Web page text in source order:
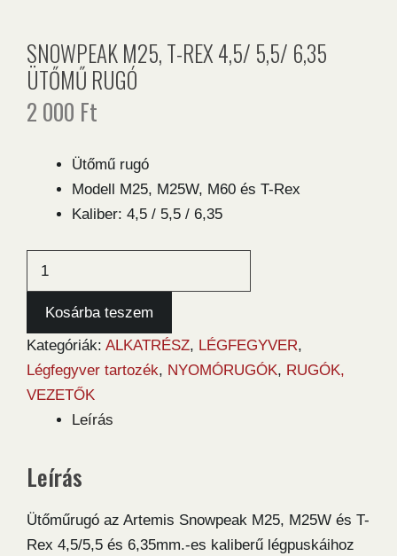
SNOWPEAK M25, T-REX 4,5/ 5,5/ 6,35
ÜTŐMŰ RUGÓ
2 000 Ft
Ütőmű rugó
Modell M25, M25W, M60 és T-Rex
Kaliber: 4,5 / 5,5 / 6,35
Rex
4,5/
mennyiség
Kosárba teszem
Kategóriák: ALKATRÉSZ, LÉGFEGYVER,
Légfegyver tartozék, NYOMÓRUGÓK, RUGÓK,
VEZETŐK
Leírás
Leírás
Ütőműrugó az Artemis Snowpeak M25, M25W és T-
Rex 4,5/5,5 és 6,35mm.-es kaliberű légpuskáihoz